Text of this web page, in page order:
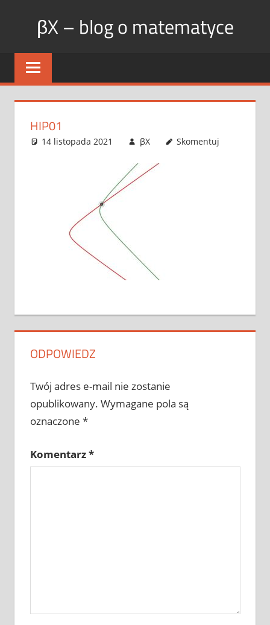
βX – blog o matematyce
HIP01
14 listopada 2021 βX Skomentuj
ODPOWIEDZ
Twój adres e-mail nie zostanie
opublikowany. Wymagane pola są
oznaczone *
Komentarz*